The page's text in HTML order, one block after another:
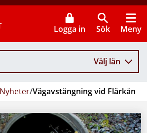
Logga in Sök Meny
Välj län
Nyheter/Vägavstängning vid Flärkån